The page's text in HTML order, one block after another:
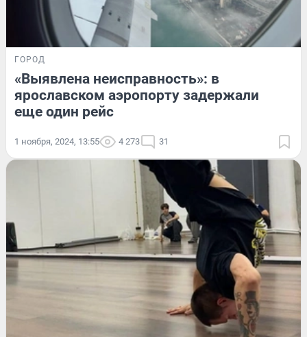
ГОРОД
«Выявлена неисправность»: в
ярославском аэропорту задержали
еще один рейс
1 ноября, 2024, 13:55 4 273 31